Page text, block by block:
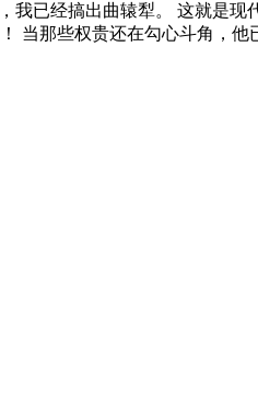
已经搞出曲辕犁。 这就是
那些权贵还在勾心斗角，